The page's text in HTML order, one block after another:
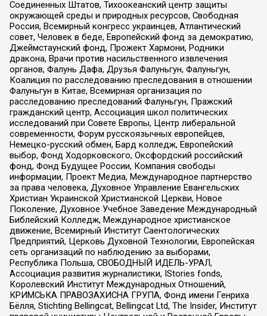
Соединенных Штатов, Тихоокеанский центр защиты
окружающей среды и природных ресурсов, Свободная
Россия, Всемирный конгресс украинцев, Атлантический
совет, Человек в беде, Европейский фонд за демократию,
Джеймстаунский фонд, Прожект Хармони, Родники
дракона, Врачи против насильственного извлечения
органов, Фалунь Дафа, Друзья Фалуньгун, Фалуньгун,
Коалиция по расследованию преследования в отношении
Фалуньгун в Китае, Всемирная организация по
расследованию преследований Фалуньгун, Пражский
гражданский центр, Ассоциация школ политических
исследований при Совете Европы, Центр либеральной
современности, Форум русскоязычных европейцев,
Немецко-русский обмен, Бард колледж, Европейский
выбор, Фонд Ходорковского, Оксфордский российский
фонд, Фонд Будущее России, Компания свободы
информации, Проект Медиа, Международное партнерство
за права человека, Духовное Управление Евангельских
Христиан Украинской Христианской Церкви, Новое
Поколение, Духовное Учебное Заведение Международный
Библейский Колледж, Международное христианское
движение, Всемирный Институт Саентологических
Предприятий, Церковь Духовной Технологии, Европейская
сеть организаций по наблюдению за выборами,
Республика Польша, СВОБОДНЫЙ ИДЕЛЬ-УРАЛ,
Ассоциация развития журналистики, IStories fonds,
Королевский Институт Международных Отношений,
КРИМСЬКА ПРАВОЗАХИСНА ГРУПА, Фонд имени Генриха
Бёлля, Stichting Bellingcat, Bellingcat Ltd, The Insider, Институт